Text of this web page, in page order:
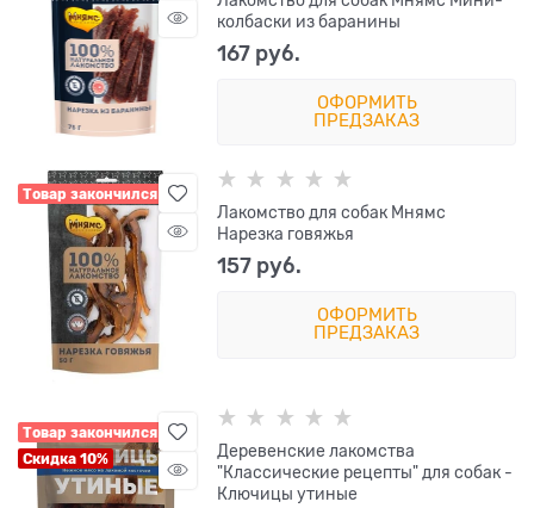
колбаски из баранины
167 руб.
ОФОРМИТЬ
ПРЕДЗАКАЗ
Товар закончился
Лакомство для собак Мнямс
Нарезка говяжья
157 руб.
ОФОРМИТЬ
ПРЕДЗАКАЗ
Товар закончился
Скидка 10%
Деревенские лакомства
"Классические рецепты" для собак -
Ключицы утиные